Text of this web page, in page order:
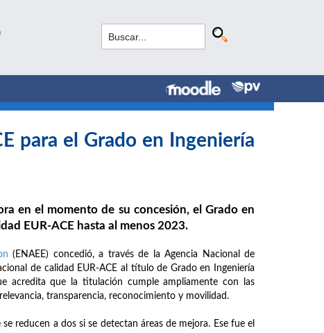
para el Grado en Ingeniería
en el momento de su concesión, el Grado en
EUR-ACE hasta al menos 2023.
(ENAEE) concedió, a través de la Agencia Nacional de
de calidad EUR-ACE al título de Grado en Ingeniería
acredita que la titulación cumple ampliamente con las
transparencia, reconocimiento y movilidad.
reducen a dos si se detectan áreas de mejora. Ese fue el